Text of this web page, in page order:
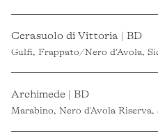
Cerasuolo di Vittoria | BD
Gulfi, Frappato/Nero d’Avola,
Archimede | BD
Marabino, Nero d'Avola Riserva,